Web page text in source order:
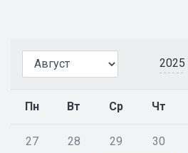
2025
Пн Вт Ср Чт
27 28 29 30